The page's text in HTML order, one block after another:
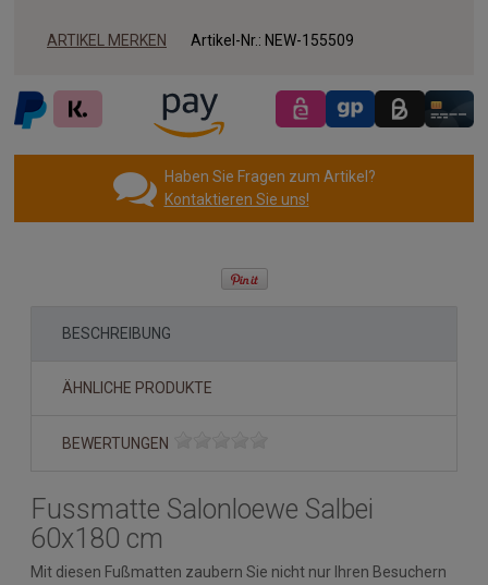
ARTIKEL MERKEN Artikel-Nr.: NEW-155509
Haben Sie Fragen zum Artikel?
Kontaktieren Sie uns!
BESCHREIBUNG
ÄHNLICHE PRODUKTE
BEWERTUNGEN
Fussmatte Salonloewe Salbei
60x180 cm
Mit diesen Fußmatten zaubern Sie nicht nur Ihren Besuchern